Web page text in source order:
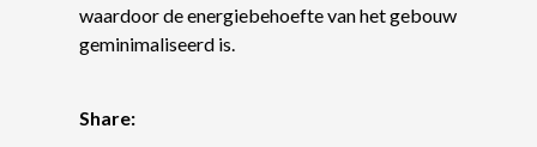
waardoor de energiebehoefte van het gebouw
geminimaliseerd is.
Share: